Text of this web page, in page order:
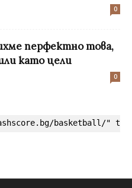
0
перфектно това,
като цели
0
basketball/"